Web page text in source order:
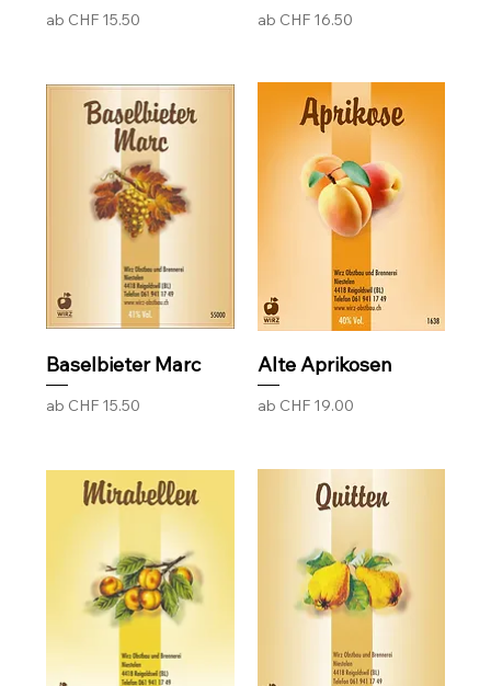
ab CHF 15.50
Sale-Preis ab CHF 16.50
Sale-Preis
Baselbieter Marc
ab CHF 15.50
Sale-Preis
Alte Aprikosen
ab CHF 19.00
Sale-Preis